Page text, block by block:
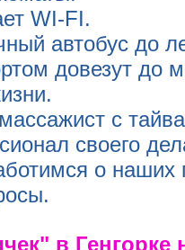
WI-FI.
автобус до
довезут до
с
своего
о наших
в Генгорке